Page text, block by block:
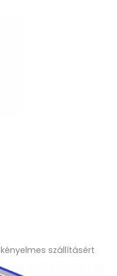
szállításért